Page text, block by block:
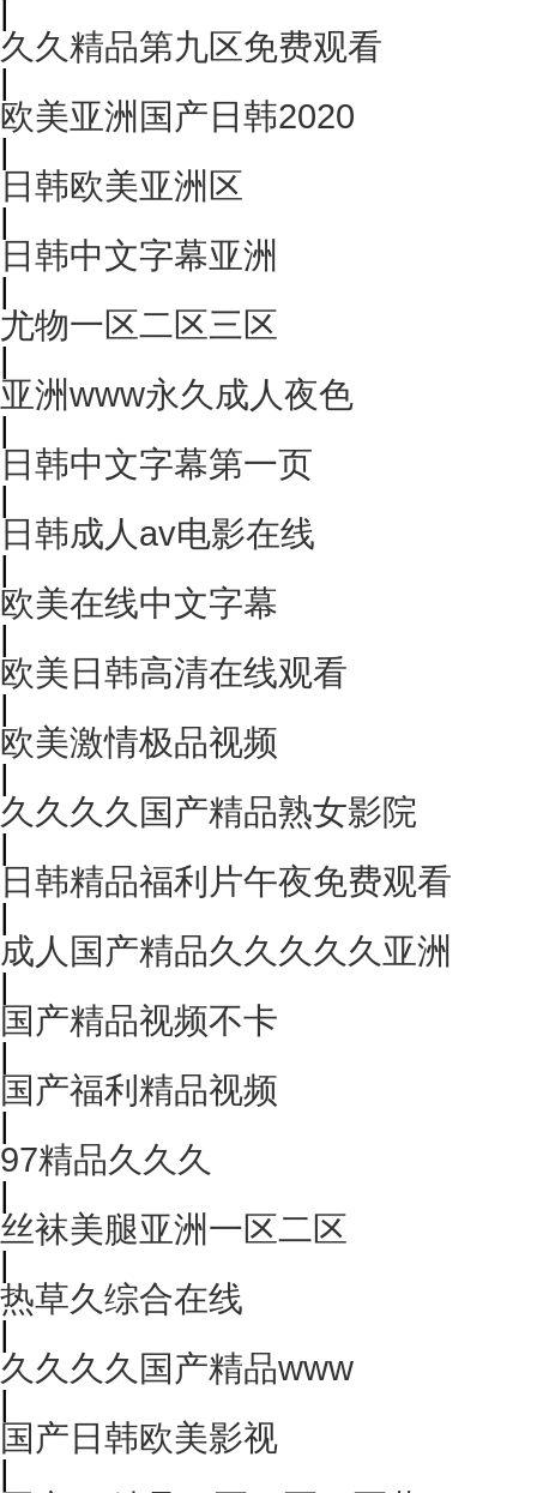
|
久久精品第九区免费观看
|
欧美亚洲国产日韩2020
|
日韩欧美亚洲区
|
日韩中文字幕亚洲
|
尤物一区二区三区
|
亚洲www永久成人夜色
|
日韩中文字幕第一页
|
日韩成人av电影在线
|
欧美在线中文字幕
|
欧美日韩高清在线观看
|
欧美激情极品视频
|
久久久久国产精品熟女影院
|
日韩精品福利片午夜免费观看
|
成人国产精品久久久久久亚洲
|
国产精品视频不卡
|
国产福利精品视频
|
97精品久久久
|
丝袜美腿亚洲一区二区
|
热草久综合在线
|
久久久久国产精品www
|
国产日韩欧美影视
|